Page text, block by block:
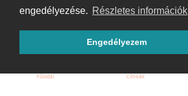
engedélyezése. Részletes információk
Engedélyezem
Főoldal Címkék